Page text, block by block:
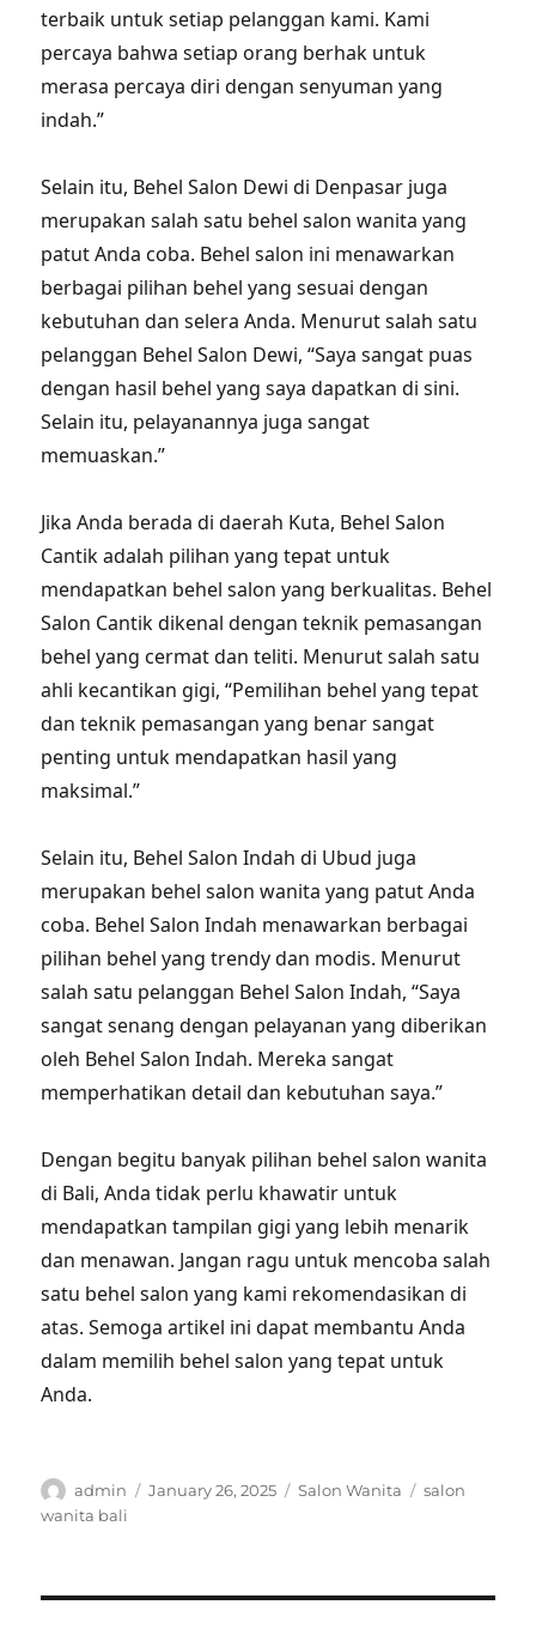
terbaik untuk setiap pelanggan kami. Kami
percaya bahwa setiap orang berhak untuk
merasa percaya diri dengan senyuman yang
indah.”
Selain itu, Behel Salon Dewi di Denpasar juga
merupakan salah satu behel salon wanita yang
patut Anda coba. Behel salon ini menawarkan
berbagai pilihan behel yang sesuai dengan
kebutuhan dan selera Anda. Menurut salah satu
pelanggan Behel Salon Dewi, “Saya sangat puas
dengan hasil behel yang saya dapatkan di sini.
Selain itu, pelayanannya juga sangat
memuaskan.”
Jika Anda berada di daerah Kuta, Behel Salon
Cantik adalah pilihan yang tepat untuk
mendapatkan behel salon yang berkualitas. Behel
Salon Cantik dikenal dengan teknik pemasangan
behel yang cermat dan teliti. Menurut salah satu
ahli kecantikan gigi, “Pemilihan behel yang tepat
dan teknik pemasangan yang benar sangat
penting untuk mendapatkan hasil yang
maksimal.”
Selain itu, Behel Salon Indah di Ubud juga
merupakan behel salon wanita yang patut Anda
coba. Behel Salon Indah menawarkan berbagai
pilihan behel yang trendy dan modis. Menurut
salah satu pelanggan Behel Salon Indah, “Saya
sangat senang dengan pelayanan yang diberikan
oleh Behel Salon Indah. Mereka sangat
memperhatikan detail dan kebutuhan saya.”
Dengan begitu banyak pilihan behel salon wanita
di Bali, Anda tidak perlu khawatir untuk
mendapatkan tampilan gigi yang lebih menarik
dan menawan. Jangan ragu untuk mencoba salah
satu behel salon yang kami rekomendasikan di
atas. Semoga artikel ini dapat membantu Anda
dalam memilih behel salon yang tepat untuk
Anda.
Author
admin
Posted
January 26, 2025 Categories
Salon Wanita Tags
salon
wanita bali